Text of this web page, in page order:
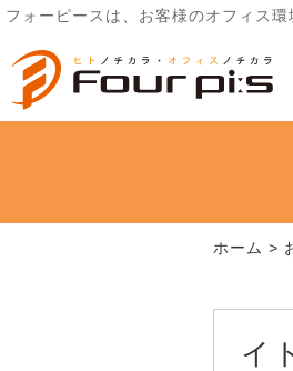
フォーピースは、お客様のオフィス
ホーム >
イ